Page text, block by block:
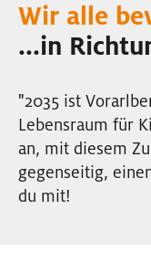
VISION
EVENTS
NEWSLETTER
Wir alle
...in
"2035 ist
Lebensraum für
an, mit diesem
gegenseitig,
du mit!